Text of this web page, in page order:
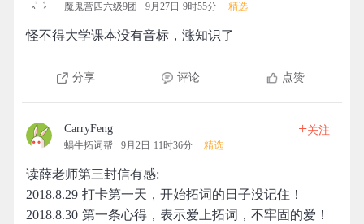
魔鬼营四六级9团 9月27日 9时55分 精选
怪不得大学课本没有音标，涨知识了
分享 评论 点赞
CarryFeng
蜗牛拓词帮 9月2日 11时36分 精选
+关注
读薛老师第三封信有感:
2018.8.29 打卡第一天，开始拓词的日子没记住！
2018.8.30 第一条心得，表示爱上拓词，不牢固的爱！